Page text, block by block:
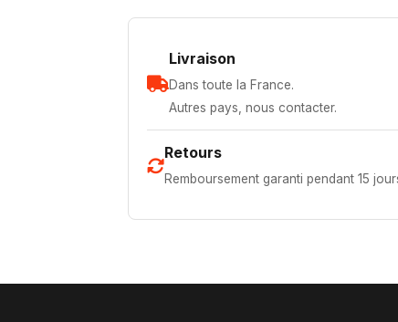
Livraison
Dans toute la France.
Autres pays, nous contacter.
Retours
Remboursement garanti pendant 15